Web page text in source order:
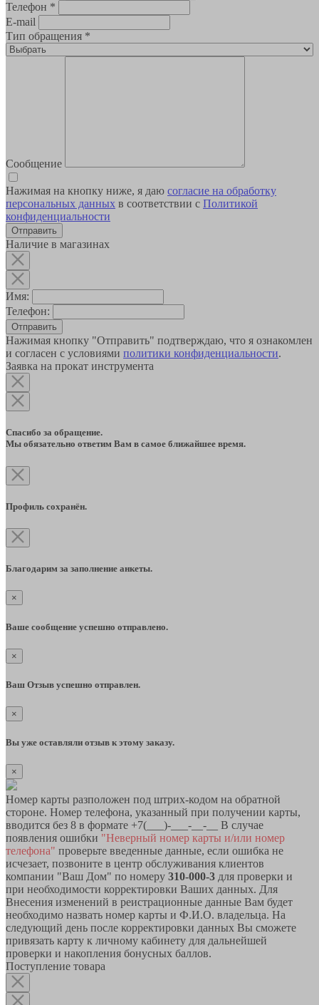
Телефон *
E-mail
Тип обращения *
Сообщение
Нажимая на кнопку ниже, я даю согласие на обработку
персональных данных в соответствии с Политикой
конфиденциальности
Наличие в магазинах
Имя:
Телефон:
Отправить
Нажимая кнопку "Отправить" подтверждаю, что я ознакомлен
и согласен с условиями политики конфиденциальности.
Заявка на прокат инструмента
Спасибо за обращение.
Мы обязательно ответим Вам в самое ближайшее время.
Профиль сохранён.
Благодарим за заполнение анкеты.
×
Ваше сообщение успешно отправлено.
×
Ваш Отзыв успешно отправлен.
×
Вы уже оставляли отзыв к этому заказу.
×
Номер карты разположен под штрих-кодом на обратной
стороне. Номер телефона, указанный при получении карты,
вводится без 8 в формате +7(___)-___-__-__ В случае
появления ошибки "Неверный номер карты и/или номер
телефона" проверьте введенные данные, если ошибка не
исчезает, позвоните в центр обслуживания клиентов
компании "Ваш Дом" по номеру 310-000-3 для проверки и
при необходимости корректировки Ваших данных. Для
Внесения изменений в реистрационные данные Вам будет
необходимо назвать номер карты и Ф.И.О. владельца. На
следующий день после корректировки данных Вы сможете
привязать карту к личному кабинету для дальнейшей
проверки и накопления бонусных баллов.
Поступление товара